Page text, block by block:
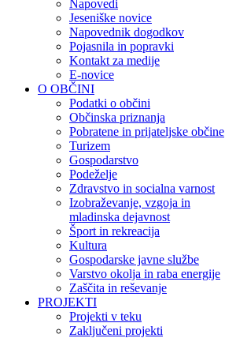
Napovedi
Jeseniške novice
Napovednik dogodkov
Pojasnila in popravki
Kontakt za medije
E-novice
O OBČINI
Podatki o občini
Občinska priznanja
Pobratene in prijateljske občine
Turizem
Gospodarstvo
Podeželje
Zdravstvo in socialna varnost
Izobraževanje, vzgoja in
mladinska dejavnost
Šport in rekreacija
Kultura
Gospodarske javne službe
Varstvo okolja in raba energije
Zaščita in reševanje
PROJEKTI
Projekti v teku
Zaključeni projekti